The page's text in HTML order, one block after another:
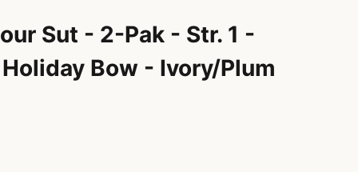
Sut - 2-Pak - Str. 1 -
Bow - Ivory/Plum